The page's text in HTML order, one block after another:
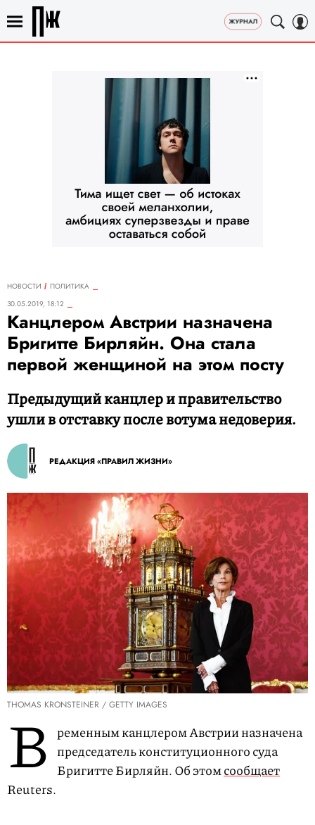
НОВОСТИ
ПОЛИТИКА
30.05.2019, 18:12
Канцлером Австрии назначена
Бригитте Бирляйн. Она стала
первой женщиной на этом посту
Предыдущий канцлер и правительство
ушли в отставку после вотума недоверия.
РЕДАКЦИЯ «ПРАВИЛ ЖИЗНИ»
THOMAS KRONSTEINER / GETTY IMAGES
В
ременным канцлером Австрии назначена
председатель конституционного суда
Бригитте Бирляйн. Об этомсообщает
Reuters.